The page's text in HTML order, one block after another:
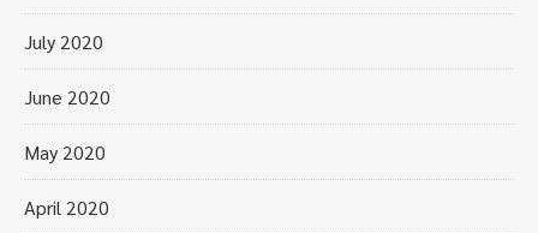
July 2020
June 2020
May 2020
April 2020